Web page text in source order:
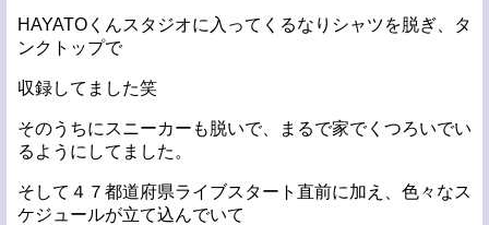
HAYATOくんスタジオに入ってくるなりシャツを脱ぎ、タ
ンクトップで
収録してました笑
そのうちにスニーカーも脱いで、まるで家でくつろいでい
るようにしてました。
そして４７都道府県ライブスタート直前に加え、色々なス
ケジュールが立て込んでいて